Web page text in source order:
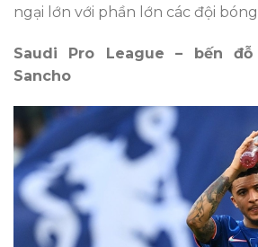
ngại lớn với phần lớn các đội
Saudi Pro League – bến
Sancho